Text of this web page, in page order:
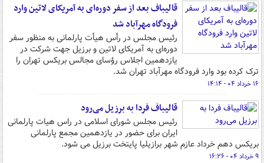
قالیباف بعد از سفر دوره‌ای به آمریکای لاتین وارد
فرودگاه مهرآباد شد
رئیس مجلس در رأس هیأت پارلمانی به منظور سفر
دوره‌ای به آمریکای لاتین و برزیل جهت شرکت در
یازدهمین اجلاس رؤسای مجالس بریکس تهران را
ترک کرده بود وارد فرودگاه مهرآباد تهران شد.
۱۶ خرداد ۰۴ - ۱۴:۱۴
قالیباف فردا به برزیل می‌رود
رئیس مجلس شورای اسلامی در راس هیات پارلمانی
ایران برای حضور در یازدهمین مجمع پارلمانی
بریکس دهم خرداد عازم شهر برازیلیا پایتخت برزیل می شود.
۹ خرداد ۰۴ - ۱۶:۲۶